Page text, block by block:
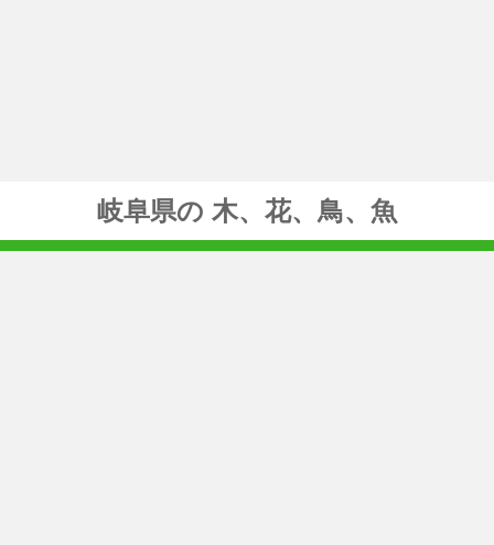
岐阜県の 木、花、鳥、魚